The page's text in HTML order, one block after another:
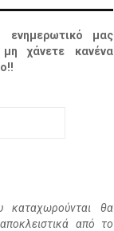
ενημερωτικό μας
χάνετε κανένα
καταχωρούνται θα
από το